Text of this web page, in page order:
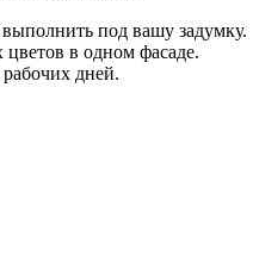
под вашу задумку.
в одном фасаде.
рабочих дней.